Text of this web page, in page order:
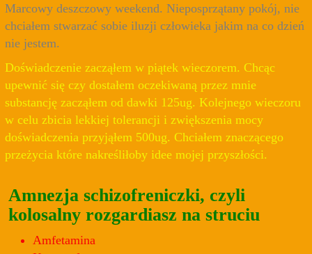
Marcowy deszczowy weekend. Nieposprzątany pokój, nie
chciałem stwarzać sobie iluzji człowieka jakim na co dzień
nie jestem.
Doświadczenie zacząłem w piątek wieczorem. Chcąc
upewnić się czy dostałem oczekiwaną przez mnie
substancję zacząłem od dawki 125ug. Kolejnego wieczoru
w celu zbicia lekkiej tolerancji i zwiększenia mocy
doświadczenia przyjąłem 500ug. Chciałem znaczącego
przeżycia które nakreśliłoby idee mojej przyszłości.
Amnezja schizofreniczki, czyli
kolosalny rozgardiasz na struciu
Amfetamina